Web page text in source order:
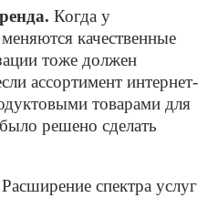
Когда у
качественные
тоже должен
ассортимент интернет-
товарами для
решено сделать
Расширение спектра услуг